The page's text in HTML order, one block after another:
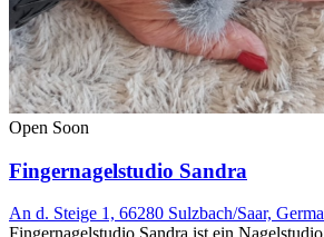
Open Soon
Fingernagelstudio Sandra
An d. Steige 1, 66280 Sulzbach/Saar,